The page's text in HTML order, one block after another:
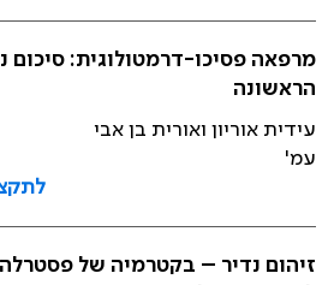
מרפאה פסיכו-דרמטולוגית: סיכום
הראשונה
עידית אוריון ואורית בן אבי
עמ'
זיהום נדיר – בקטרמיה של